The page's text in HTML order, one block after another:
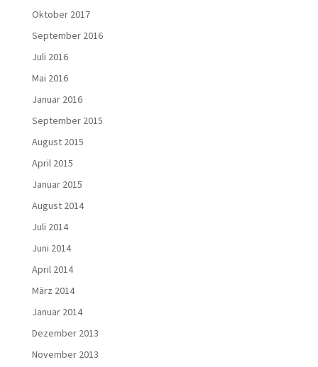
Oktober 2017
September 2016
Juli 2016
Mai 2016
Januar 2016
September 2015
August 2015
April 2015
Januar 2015
August 2014
Juli 2014
Juni 2014
April 2014
März 2014
Januar 2014
Dezember 2013
November 2013